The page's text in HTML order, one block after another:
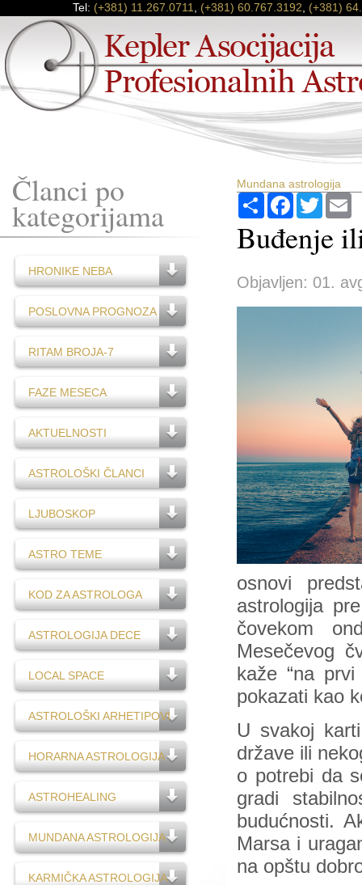
Tel: (+381) 11.267.0711 (+381) 60.767.3192 (+381)
Članci po
kategorijama
HRONIKE NEBA
POSLOVNA PROGNOZA
RITAM BROJA-7
FAZE MESECA
AKTUELNOSTI
ASTROLOŠKI ČLANCI
LJUBOSKOP
ASTRO TEME
KOD ZA ASTROLOGA
ASTROLOGIJA DECE
LOCAL SPACE
ASTROLOŠKI ARHETIPOVI
HORARNA ASTROLOGIJA
ASTROHEALING
MUNDANA ASTROLOGIJA
KARMIČKA ASTROLOGIJA
Mundana astrologija
PodijeliFacebook
Twitter
Buđenje
Objavljen: 01.
osnovi
astrologija
čovekom
Mesečevog
kaže “na
pokazati kao
U svakoj
države ili
o potrebi da
gradi
budućnosti.
Marsa i
na opštu